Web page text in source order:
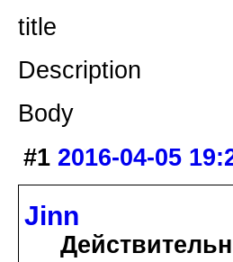
title
Description
Body
#1 2016-04-05
Jinn